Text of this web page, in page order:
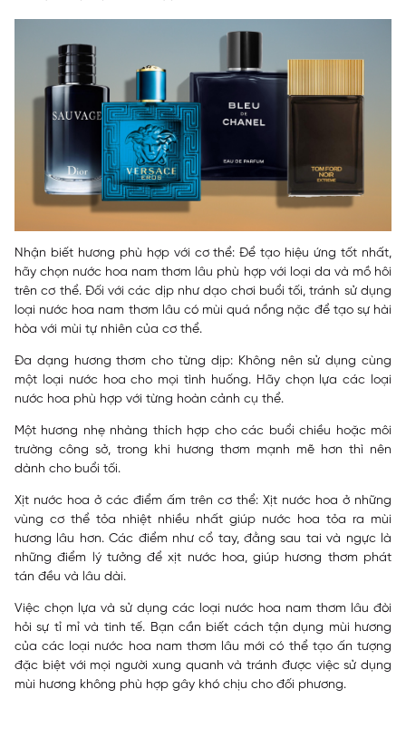
Nhận biết hương phù hợp với cơ thể: Để tạo hiệu ứng tốt nhất,
hãy chọn nước hoa nam thơm lâu phù hợp với loại da và mồ hôi
trên cơ thể. Đối với các dịp như dạo chơi buổi tối, tránh sử dụng
loại nước hoa nam thơm lâu có mùi quá nồng nặc để tạo sự hài
hòa với mùi tự nhiên của cơ thể.
Đa dạng hương thơm cho từng dịp: Không nên sử dụng cùng
một loại nước hoa cho mọi tình huống. Hãy chọn lựa các loại
nước hoa phù hợp với từng hoàn cảnh cụ thể.
Một hương nhẹ nhàng thích hợp cho các buổi chiều hoặc môi
trường công sở, trong khi hương thơm mạnh mẽ hơn thì nên
dành cho buổi tối.
Xịt nước hoa ở các điểm ấm trên cơ thể: Xịt nước hoa ở những
vùng cơ thể tỏa nhiệt nhiều nhất giúp nước hoa tỏa ra mùi
hương lâu hơn. Các điểm như cổ tay, đằng sau tai và ngực là
những điểm lý tưởng để xịt nước hoa, giúp hương thơm phát
tán đều và lâu dài.
Việc chọn lựa và sử dụng các loại nước hoa nam thơm lâu đòi
hỏi sự tỉ mỉ và tinh tế. Bạn cần biết cách tận dụng mùi hương
của các loại nước hoa nam thơm lâu mới có thể tạo ấn tượng
đặc biệt với mọi người xung quanh và tránh được việc sử dụng
mùi hương không phù hợp gây khó chịu cho đối phương.